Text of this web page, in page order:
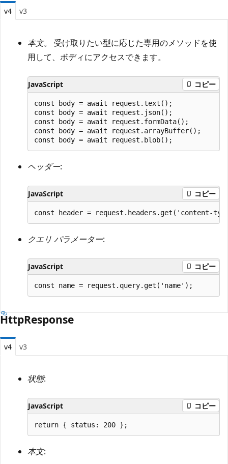
v4 v3
本文。 受け取りたい型に応じた専用のメソッドを使
用して、ボディにアクセスできます。
JavaScript コピー
const body = await request.text();
const body = await request.json();
const body = await request.formData();
const body = await request.arrayBuffer();
ヘッダー:
JavaScript コピー
クエリ パラメーター:
JavaScript コピー
HttpResponse
v4 v3
状態:
JavaScript コピー
本文: